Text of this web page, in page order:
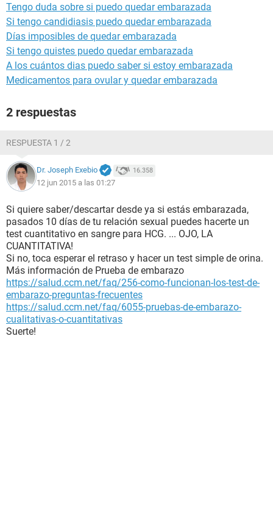
Tengo duda sobre si puedo quedar embarazada
Si tengo candidiasis puedo quedar embarazada
Días imposibles de quedar embarazada
Si tengo quistes puedo quedar embarazada
A los cuántos dias puedo saber si estoy embarazada
Medicamentos para ovular y quedar embarazada
2 respuestas
RESPUESTA 1 / 2
Dr. Joseph Exebio 16.358
12 jun 2015 a las 01:27
Si quiere saber/descartar desde ya si estás embarazada,
pasados 10 días de tu relación sexual puedes hacerte un
test cuantitativo en sangre para HCG. ... OJO, LA
CUANTITATIVA!
Si no, toca esperar el retraso y hacer un test simple de orina.
Más información de Prueba de embarazo
https://salud.ccm.net/faq/256-como-funcionan-los-test-de-
embarazo-preguntas-frecuentes
https://salud.ccm.net/faq/6055-pruebas-de-embarazo-
cualitativas-o-cuantitativas
Suerte!